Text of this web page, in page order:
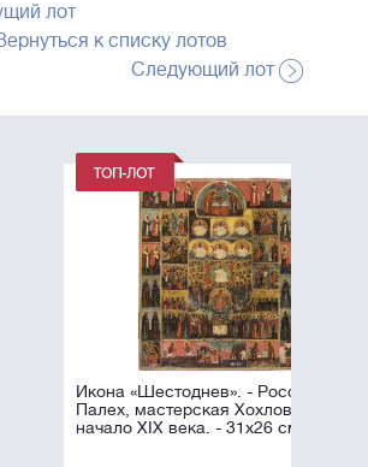
лот
к списку лотов
Следующий лот
«Шестоднев». - Россия,
мастерская Хохлова (?),
XIX века. - 31х26 см.